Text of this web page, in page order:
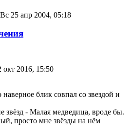
Вс 25 апр 2004, 05:18
окт 2016, 15:50
блик совпал со звездой и
звёзд - Малая медведица, вроде бы.
просто мне звёзды на нём